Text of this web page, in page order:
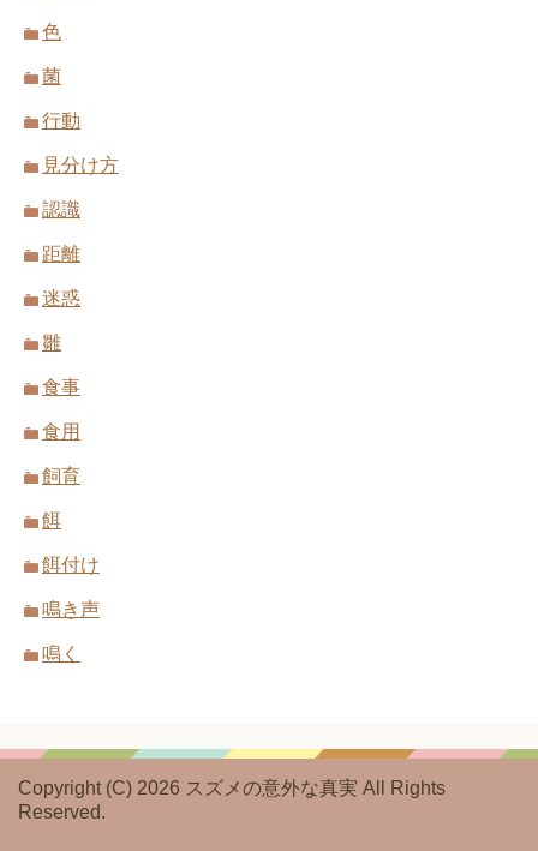
色
菌
行動
見分け方
認識
距離
迷惑
雛
食事
食用
飼育
餌
餌付け
鳴き声
鳴く
Copyright (C) 2026 スズメの意外な真実 All Rights
Reserved.